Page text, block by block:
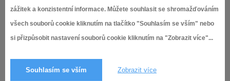
zážitek a konzistentní informace. Můžete souhlasit se shromažďováním
všech souborů cookie kliknutím na tlačítko "Souhlasím se vším" nebo
si přizpůsobit nastavení souborů cookie kliknutím na "Zobrazit více"...
Souhlasím se vším Zobrazit více